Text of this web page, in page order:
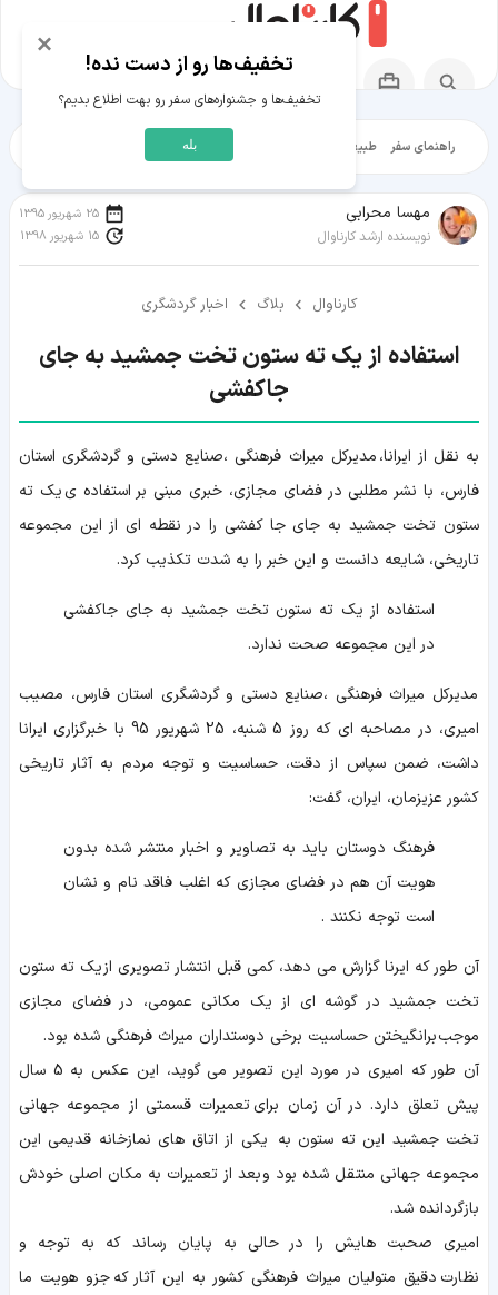
راهنمای سفر طبیعت‌گردی شهرگردی
مهسا محرابی
نویسنده ارشد کارناوال
25 شهریور 1395
15 شهریور 1398
کارناوال بلاگ اخبار گردشگری
استفاده از یک ته ستون تخت جمشید به جای
جاکفشی
به نقل از ایرانا، مدیرکل میراث فرهنگی ،صنایع دستی و گردشگری استان
فارس، با نشر مطلبی در فضای مجازی، خبری مبنی بر استفاده ی یک ته
ستون تخت جمشید به جای جا کفشی را در نقطه ای از این مجموعه
تاریخی، شایعه دانست و این خبر را به شدت تکذیب کرد.
استفاده از یک ته ستون تخت جمشید به جای جاکفشی
در این مجموعه صحت ندارد.
مدیرکل میراث فرهنگی ،صنایع دستی و گردشگری استان فارس، مصیب
امیری، در مصاحبه ای که روز 5 شنبه، 25 شهریور 95 با خبرگزاری ایرانا
داشت، ضمن سپاس از دقت، حساسیت و توجه مردم به آثار تاریخی
کشور عزیزمان، ایران، گفت:
فرهنگ دوستان باید به تصاویر و اخبار منتشر شده بدون
هویت آن هم در فضای مجازی که اغلب فاقد نام و نشان
است توجه نکنند .
آن طور که ایرنا گزارش می دهد، کمی قبل انتشار تصویری از یک ته ستون
تخت جمشید در گوشه ای از یک مکانی عمومی، در فضای مجازی
موجب برانگیختن حساسیت برخی دوستداران میراث فرهنگی شده بود.
آن طور که امیری در مورد این تصویر می گوید، این عکس به 5 سال
پیش تعلق دارد. در آن زمان برای تعمیرات قسمتی از مجموعه جهانی
تخت جمشید این ته ستون به یکی از اتاق های نمازخانه قدیمی این
مجموعه جهانی منتقل شده بود و بعد از تعمیرات به مکان اصلی خودش
بازگردانده شد.
امیری صحبت هایش را در حالی به پایان رساند که به توجه و
نظارت دقیق متولیان میراث فرهنگی کشور به این آثار که جزو هویت ما
×
تخفیف‌ها رو از دست نده!
تخفیف‌ها و جشنواره‌های سفر رو بهت اطلاع بدیم؟
بله